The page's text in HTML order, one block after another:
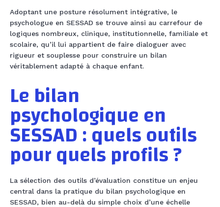
Adoptant une posture résolument intégrative, le
psychologue en SESSAD se trouve ainsi au carrefour de
logiques nombreux, clinique, institutionnelle, familiale et
scolaire, qu’il lui appartient de faire dialoguer avec
rigueur et souplesse pour construire un bilan
véritablement adapté à chaque enfant.
Le bilan
psychologique en
SESSAD : quels outils
pour quels profils ?
La sélection des outils d’évaluation constitue un enjeu
central dans la pratique du bilan psychologique en
SESSAD, bien au-delà du simple choix d’une échelle